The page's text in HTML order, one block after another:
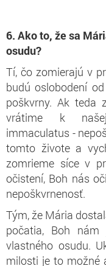
6. Ako to, že sa
osudu?
Tí, čo zomierajú v
budú oslobodení
poškvrny. Ak teda
vrátime k našej
immaculatus -
tomto živote a
zomrieme síce v
očistení, Boh nás
nepoškvrnenosť.
Tým, že Mária
počatia, Boh
vlastného osudu.
milosti je to možné